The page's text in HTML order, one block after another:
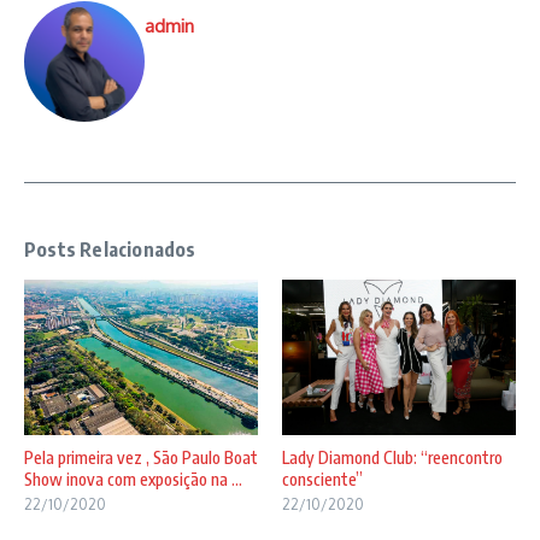
admin
Posts Relacionados
Pela primeira vez , São Paulo Boat
Show inova com exposição na ...
22/10/2020
Lady Diamond Club: “reencontro
consciente”
22/10/2020